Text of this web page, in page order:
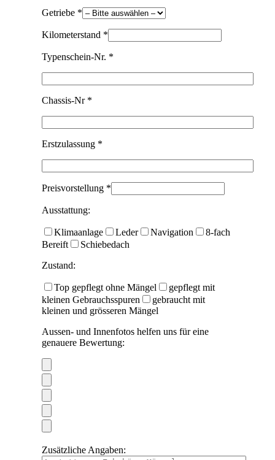
Getriebe *
Kilometerstand *
Typenschein-Nr. *
Chassis-Nr *
Erstzulassung *
Preisvorstellung *
Ausstattung:
Klimaanlage Leder Navigation
8-fach
Bereift
Schiebedach
Zustand:
Top gepflegt ohne Mängel
gepflegt mit
kleinen Gebrauchsspuren
gebraucht mit
kleinen und grösseren Mängel
Aussen- und Innenfotos helfen uns für eine
genauere Bewertung:
Zusätzliche Angaben: